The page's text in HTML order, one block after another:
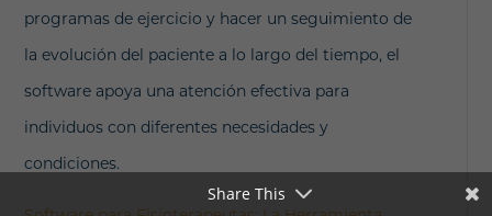
programas de ejercicio y hacer un seguimiento de
la evolución del paciente a lo largo del tiempo, el
software apoya una atención efectiva para
individuos con diferentes necesidades y
condiciones.
Share This